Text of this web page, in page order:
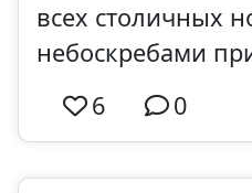
всех столичных
небоскребами
6
0